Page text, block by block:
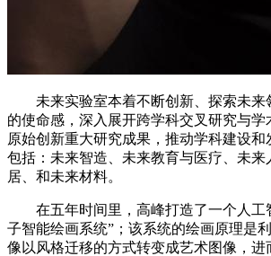
未来实验室本着不断创新、探索未来
的使命感，深入展开跨学科交叉研究与学
原始创新重大研究成果，推动学科建设和
包括：未来智造、未来教育与医疗、未来
居、和未来材料。
在五年时间里，高峰打造了一个人工
子智能绘画系统”；该系统的绘画原理是
像以风格迁移的方式转变成艺术图像，进